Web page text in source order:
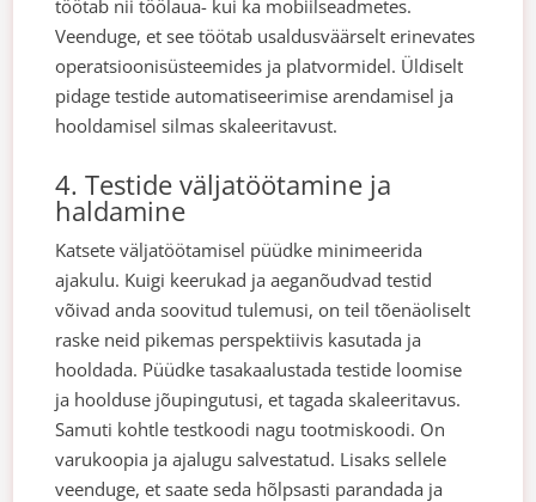
töötab nii töölaua- kui ka mobiilseadmetes.
Veenduge, et see töötab usaldusväärselt erinevates
operatsioonisüsteemides ja platvormidel. Üldiselt
pidage testide automatiseerimise arendamisel ja
hooldamisel silmas skaleeritavust.
4. Testide väljatöötamine ja
haldamine
Katsete väljatöötamisel püüdke minimeerida
ajakulu. Kuigi keerukad ja aeganõudvad testid
võivad anda soovitud tulemusi, on teil tõenäoliselt
raske neid pikemas perspektiivis kasutada ja
hooldada. Püüdke tasakaalustada testide loomise
ja hoolduse jõupingutusi, et tagada skaleeritavus.
Samuti kohtle testkoodi nagu tootmiskoodi. On
varukoopia ja ajalugu salvestatud. Lisaks sellele
veenduge, et saate seda hõlpsasti parandada ja